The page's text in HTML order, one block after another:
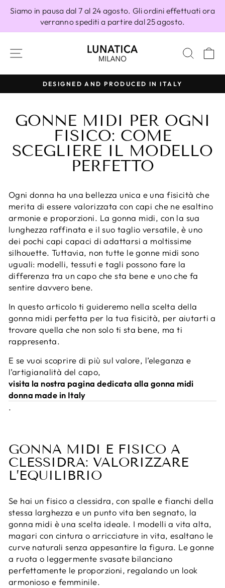
direttamente
Siamo in pausa dal 7 al 24 agosto. Gli ordini effettuati ora
verranno spediti a partire dal 25 agosto.
NAVIGAZIONE DEL SITO
Metti
pausa
presentazione
DESIGNED AND PRODUCED IN ITALY
GONNE MIDI PER OGNI
FISICO: COME
SCEGLIERE IL MODELLO
PERFETTO
Ogni donna ha una bellezza unica e una fisicità che
merita di essere valorizzata con capi che ne esaltino
armonie e proporzioni. La gonna midi, con la sua
lunghezza raffinata e il suo taglio versatile, è uno
dei pochi capi capaci di adattarsi a moltissime
silhouette. Tuttavia, non tutte le gonne midi sono
uguali: modelli, tessuti e tagli possono fare la
differenza tra un capo che sta bene e uno che fa
sentire davvero bene.
In questo articolo ti guideremo nella scelta della
gonna midi perfetta per la tua fisicità, per aiutarti a
trovare quella che non solo ti sta bene, ma ti
rappresenta.
E se vuoi scoprire di più sul valore, l’eleganza e
l’artigianalità del capo,
visita la nostra pagina dedicata alla gonna midi
donna made in Italy
.
GONNA MIDI E FISICO A
CLESSIDRA: VALORIZZARE
L’EQUILIBRIO
Se hai un fisico a clessidra, con spalle e fianchi della
stessa larghezza e un punto vita ben segnato, la
gonna midi è una scelta ideale. I modelli a vita alta,
magari con cintura o arricciature in vita, esaltano le
curve naturali senza appesantire la figura. Le gonne
a ruota o leggermente svasate bilanciano
perfettamente le proporzioni, regalando un look
armonioso e femminile.